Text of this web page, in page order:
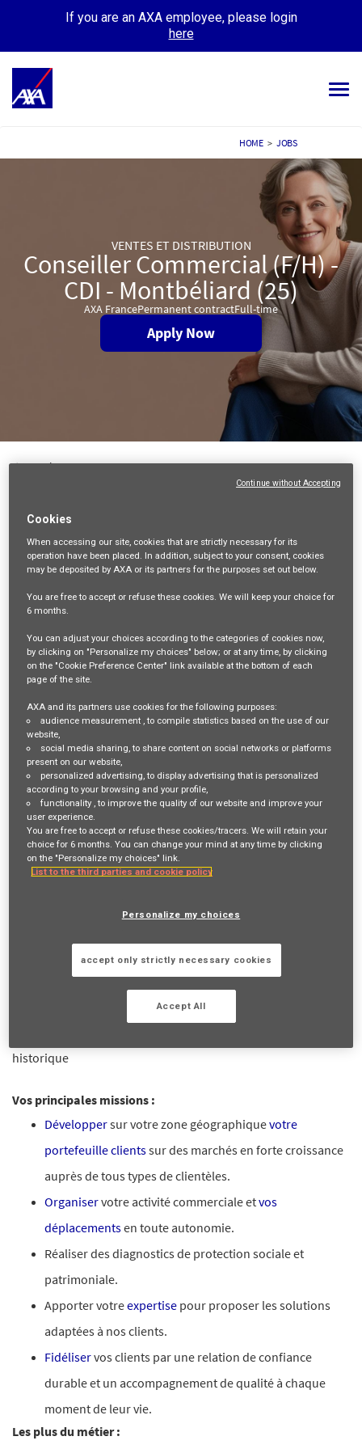
If you are an AXA employee, please login
here
MY APPLICATIONS MY PROFILE
HOME > JOBS
VENTES ET DISTRIBUTION
Conseiller Commercial (F/H) -
CDI - Montbéliard (25)
AXA FrancePermanent contractFull-time
Apply Now
Back
(25)
25-DOUBS, FR, 99999
VENTES ET DISTRIBUTION
Get future jobs matching this search
Login
Job Description
VOTRE RÔLE ET VOS MISSIONS
Fibre commerciale, exigenceet goût duchallengesont des
mots qui vous parlent ?L’empathiefait partie de vos
principales qualités ? Vous souhaitez exercer un
une mission inspirante « Agir pour le progrès humain en
protégeant ce qui compte» en accompagnant vosclients
tous les événements importants de leur vie.
construire votre propre parcours
historique
Vos principales missions :
Développersur votre zone géographiquevotre
portefeuille clientssur des marchés en forte croissance
auprès de tous types de clientèles.
Organiservotre activité commerciale etvos
déplacementsen toute autonomie.
Réaliser des diagnostics de protection sociale et
patrimoniale.
Apporter votreexpertise pour proposer les solutions
adaptées à nos clients.
Fidéliservos clients par une relation de confiance
durable et un accompagnement de qualité à chaque
moment de leur vie.
Les plus du métier :
Cookies
When accessing our site, cookies that are strictly necessary for its
operation have been placed. In addition, subject to your consent, cookies
may be deposited by AXA or its partners for the purposes set out below.
You are freeto accept or refusethese cookies. We will keep your choice for
6 months.
You can adjust your choices according to the categories of cookies now,
by clicking on "Personalize my choices" below; or at any time, by clicking
on the "Cookie Preference Center" link available at the bottom of each
page of the site.
AXA and its partners use cookies for the following purposes:
audience measurement , to compile statistics based on the use of our
website,
social media sharing, to share content on social networks or platforms
present on our website,
personalized advertising, to display advertising that is personalized
according to your browsing and your profile,
functionality , to improve the quality of our website and improve your
user experience.
You are free to accept or refuse these cookies/tracers. We will retain your
choice for 6 months. You can change your mind at any time by clicking
on the "Personalize my choices" link.
List to the third parties and cookie policy
Personalize my choices
accept only strictly necessary cookies
Accept All
Continue without Accepting